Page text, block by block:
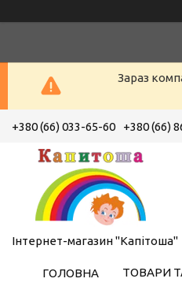
Зараз
+380 (66) 033-65-60 +380 (66)
Інтернет-магазин "Капітоша"
ГОЛОВНА ТОВАРИ